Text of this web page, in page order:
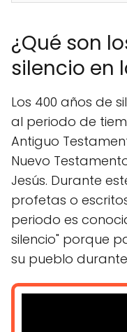
¿Qué son
silencio en
Los 400 años de
al periodo de
Antiguo
Nuevo
Jesús. Durante
profetas o
periodo es
silencio" porque
su pueblo